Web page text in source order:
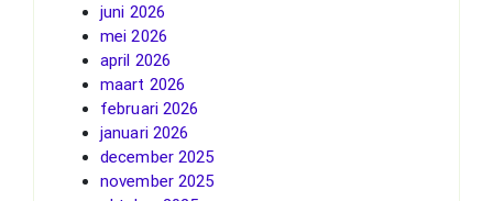
juni 2026
mei 2026
april 2026
maart 2026
februari 2026
januari 2026
december 2025
november 2025